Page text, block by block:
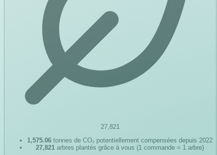
27,821
1,575.06 tonnes de CO₂ potentiellement compensées depuis 2022
27,821 arbres plantés grâce à vous (1 commande = 1 arbre)